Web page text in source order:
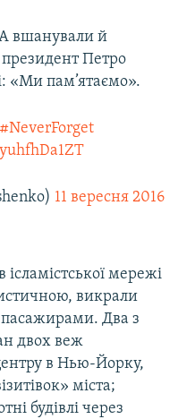
вшанували й
Петро
«Ми пам’ятаємо».
#NeverForget
11 вересня 2016
ісламістської мережі
викрали
пасажирами. Два з
двох веж
в Нью-Йорку,
міста;
будівлі через